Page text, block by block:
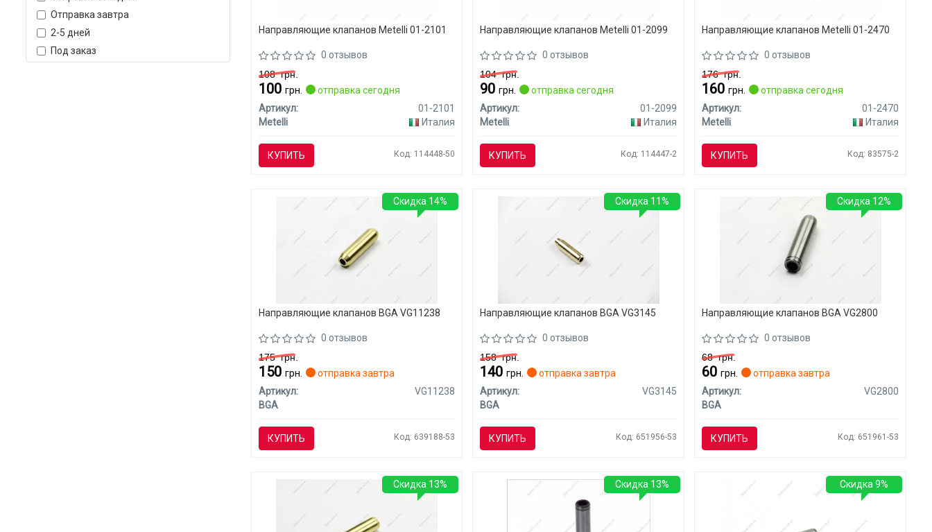
Отправка завтра
2-5 дней
Под заказ
Направляющие клапанов Metelli 01-2101
0 отзывов
108грн.
100 грн.
отправка сегодня
Артикул:
01-2101
Metelli
Италия
КУПИТЬ Код: 114448-50
Направляющие клапанов Metelli 01-2099
0 отзывов
104грн.
90грн.
отправка сегодня
Артикул:
01-2099
Metelli
Италия
КУПИТЬ Код: 114447-2
Направляющие клапанов Metelli 01-2470
0 отзывов
176грн.
160грн.
отправка сегодня
Артикул:
01-2470
Metelli
Италия
КУПИТЬ Код: 83575-2
Направляющие клапанов BGA VG11238
0 отзывов
175грн.
150 грн.
отправка завтра
Артикул:
VG11238
BGA
КУПИТЬ Код: 639188-53
Скидка 14%
Направляющие клапанов BGA VG3145
0 отзывов
158грн.
140грн.
отправка завтра
Артикул:
VG3145
BGA
КУПИТЬ Код: 651956-53
Скидка 11%
Направляющие клапанов BGA VG2800
0 отзывов
68грн.
60грн.
отправка завтра
Артикул:
VG2800
BGA
КУПИТЬ Код: 651961-53
Скидка 12%
Скидка 13% Скидка 13% Скидка 9%